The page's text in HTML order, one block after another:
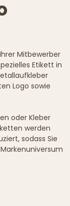
Mitbewerber
Etikett in
Logo sowie
oder Kleber
werden
sodass Sie